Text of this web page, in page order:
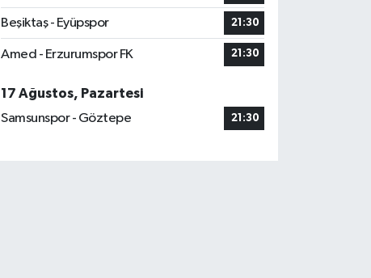
Beşiktaş - Eyüpspor 21:30
Amed - Erzurumspor FK 21:30
17 Ağustos, Pazartesi
Samsunspor - Göztepe
21:30